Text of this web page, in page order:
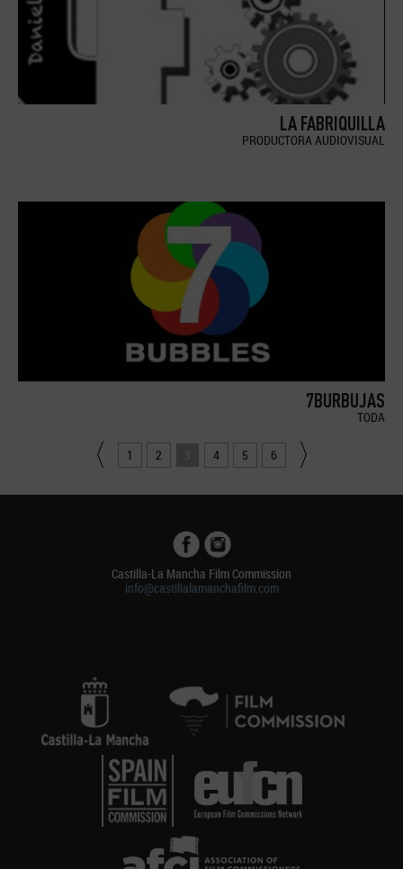
LA FABRIQUILLA
PRODUCTORA AUDIOVISUAL
7BURBUJAS
TODA
1 2 3 4 5 6
Castilla-La Mancha Film Commission
info@castillalamanchafilm.com